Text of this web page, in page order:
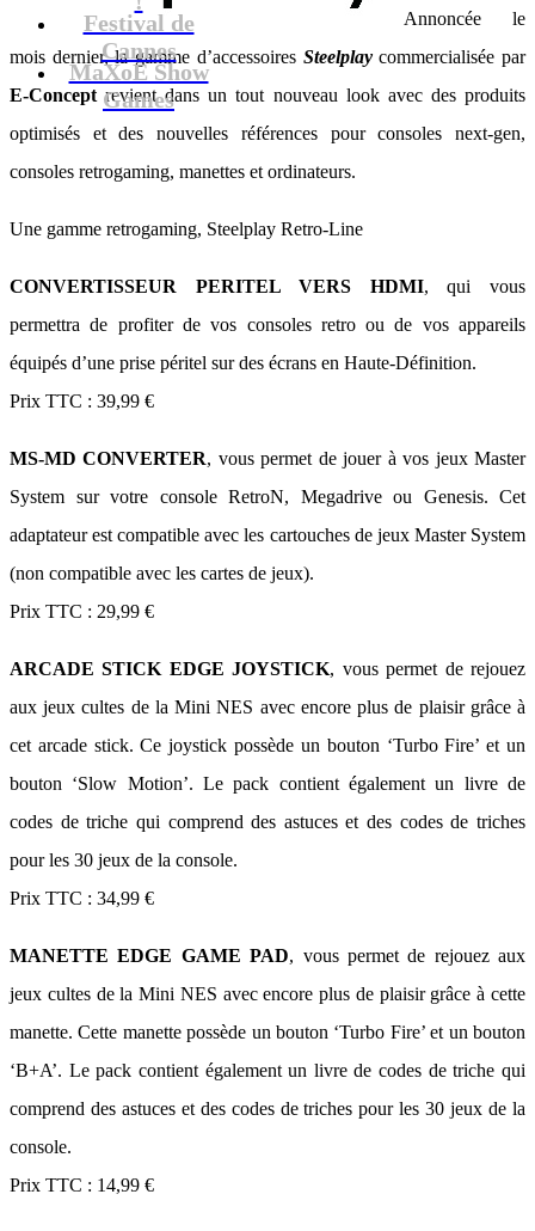
Festival de
Cannes
MaXoE Show
Games
Annoncée le
mois dernier, la gamme d’accessoires Steelplaycommercialisée par
E-Concept revient dans un tout nouveau look avec des produits
optimisés et des nouvelles références pour consoles next-gen,
consoles retrogaming, manettes et ordinateurs.
Une gamme retrogaming, Steelplay Retro-Line
CONVERTISSEUR PERITEL VERS HDMI, qui vous
permettra de profiter de vos consoles retro ou de vos appareils
équipés d’une prise péritel sur des écrans en Haute-Définition.
Prix TTC : 39,99 €
MS-MD CONVERTER, vous permet de jouer à vos jeux Master
System sur votre console RetroN, Megadrive ou Genesis. Cet
adaptateur est compatible avec les cartouches de jeux Master System
(non compatible avec les cartes de jeux).
Prix TTC : 29,99 €
ARCADE STICK EDGE JOYSTICK, vous permet de rejouez
aux jeux cultes de la Mini NES avec encore plus de plaisir grâce à
cet arcade stick. Ce joystick possède un bouton ‘Turbo Fire’ et un
bouton ‘Slow Motion’. Le pack contient également un livre de
codes de triche qui comprend des astuces et des codes de triches
pour les 30 jeux de la console.
Prix TTC : 34,99 €
MANETTE EDGE GAME PAD, vous permet de rejouez aux
jeux cultes de la Mini NES avec encore plus de plaisir grâce à cette
manette. Cette manette possède un bouton ‘Turbo Fire’ et un bouton
‘B+A’. Le pack contient également un livre de codes de triche qui
comprend des astuces et des codes de triches pour les 30 jeux de la
console.
Prix TTC : 14,99 €